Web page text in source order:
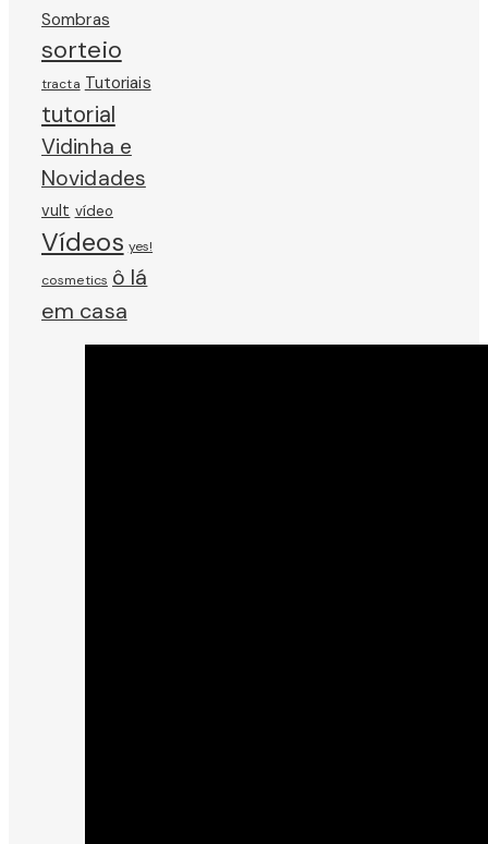
Sombras
sorteio
tracta Tutoriais
tutorial
Vidinha e
Novidades
vult vídeo
Vídeos yes!
cosmetics ô lá
em casa